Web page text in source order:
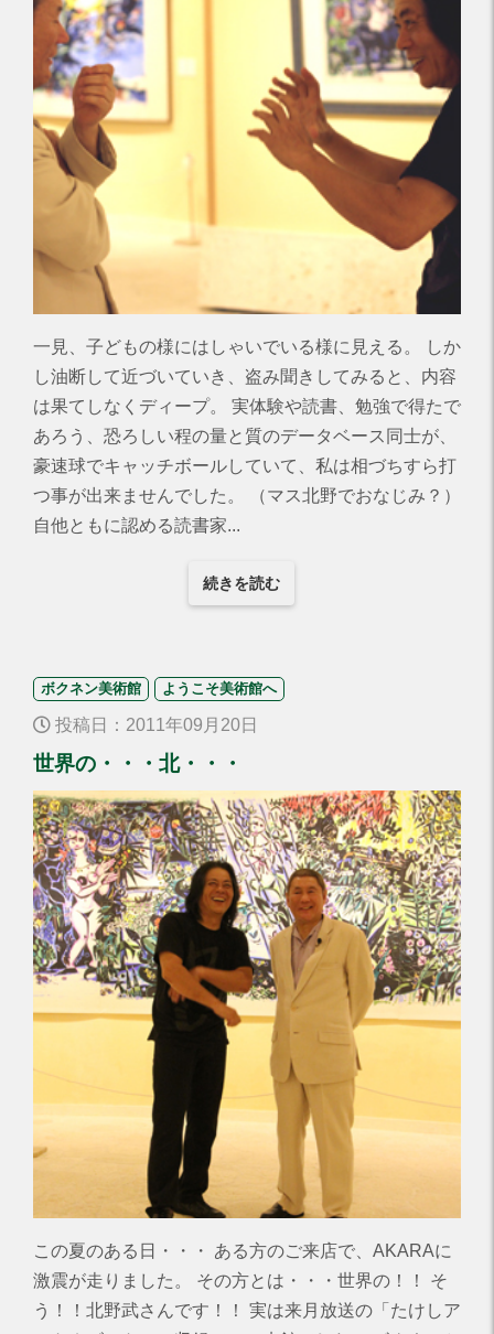
一見、子どもの様にはしゃいでいる様に見える。 しか
し油断して近づいていき、盗み聞きしてみると、内容
は果てしなくディープ。 実体験や読書、勉強で得たで
あろう、恐ろしい程の量と質のデータベース同士が、
豪速球でキャッチボールしていて、私は相づちすら打
つ事が出来ませんでした。 （マス北野でおなじみ？）
自他ともに認める読書家...
続きを読む
ボクネン美術館 ようこそ美術館へ
投稿日：2011年09月20日
世界の・・・北・・・
この夏のある日・・・ ある方のご来店で、AKARAに
激震が走りました。 その方とは・・・世界の！！ そ
う！！北野武さんです！！ 実は来月放送の「たけしア